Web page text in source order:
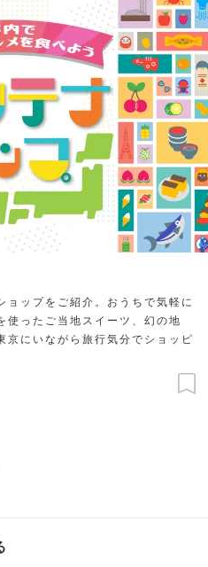
ップをご紹介。おうちで気軽に
使ったご当地スイーツ、幻の地
京にいながら旅行気分でショッピ